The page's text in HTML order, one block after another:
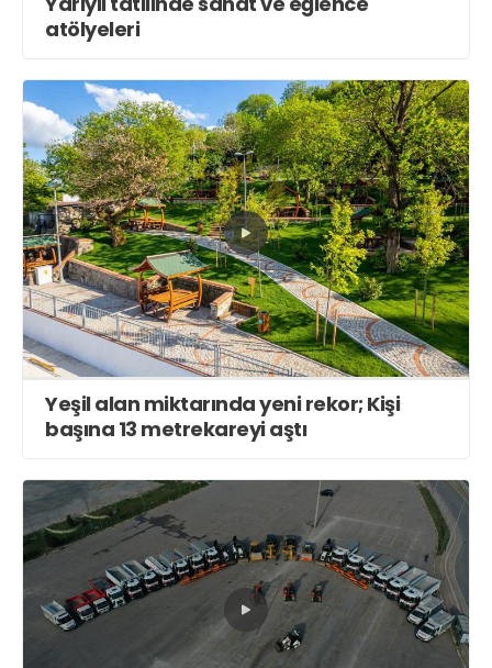
atölyeleri
Yeşil alan miktarında yeni rekor; Kişi
başına 13 metrekareyi aştı